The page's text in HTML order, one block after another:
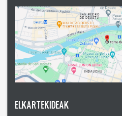
ELKARTEKIDEAK